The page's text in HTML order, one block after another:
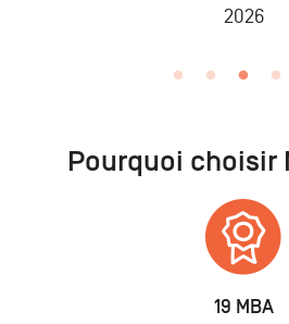
2026
Pourquoi choisir
19 MBA